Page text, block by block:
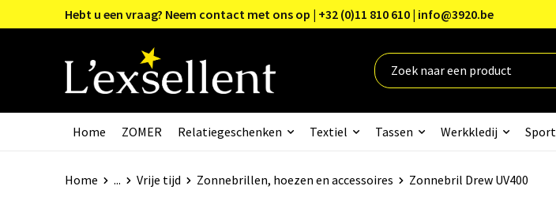
Hebt u een vraag? Neem contact met ons op | +32 (0)11 810 610 | info@3920.be
Home ZOMER Relatiegeschenken Textiel Tassen Werkkledij Sport
Home ... Vrije tijd Zonnebrillen, hoezen en accessoires Zonnebril Drew UV400